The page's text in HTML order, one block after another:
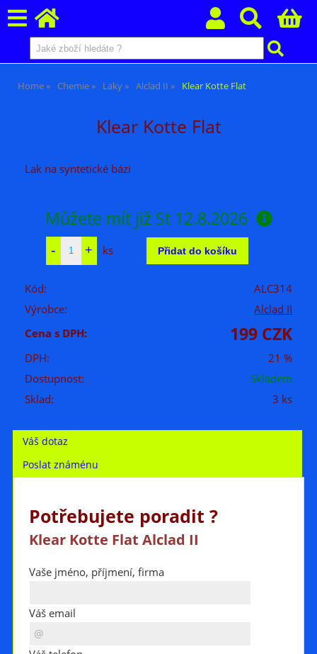
Home Chemie Laky Alclad II Klear Kotte Flat
Klear Kotte Flat
Lak na syntetické bázi
Můžete mít již St 12.8.2026
ks
Kód:
ALC314
Výrobce:
Alclad II
Cena s DPH:
199 CZK
DPH:
21 %
Dostupnost:
Skladem
Sklad:
3 ks
Váš dotaz
Poslat známénu
Potřebujete poradit ?
Klear Kotte Flat Alclad II
Vaše jméno, příjmení, firma
Váš email